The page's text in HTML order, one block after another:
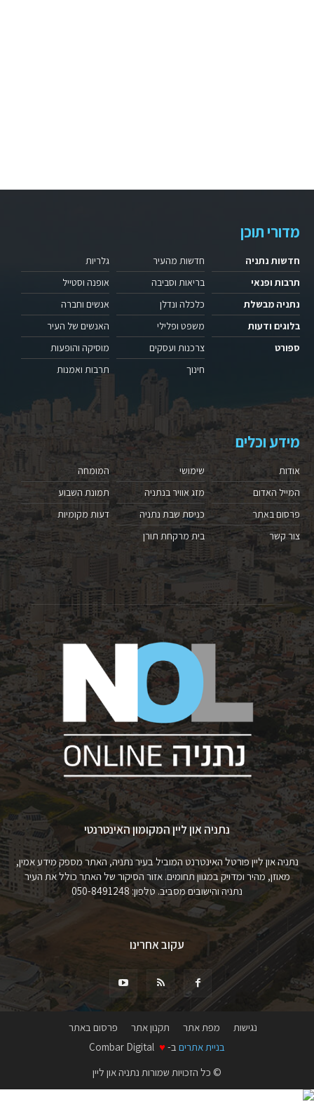
מדורי תוכן
חדשות נתניה
תרבות ופנאי
נתניה מבשלת
בלוגים ודעות
ספורט
חדשות מהעיר
בריאות וסביבה
כלכלה ונדלן
משפט ופלילי
צרכנות ועסקים
חינוך
גלריות
אופנה וסטייל
אנשים וחברה
האנשים של העיר
מוסיקה והופעות
תרבות ואמנות
מידע וכלים
אודות
המייל האדום
פרסום באתר
צור קשר
שימושי
מזג אוויר בנתניה
כניסת שבת נתניה
בית מרקחת תורן
המומחה
תמונת השבוע
דעות מקומיות
נתניה און ליין המקומון האינטרנטי
נתניה און ליין פורטל האינטרנט המוביל בעיר נתניה, האתר מספק מידע אמין,
מאוזן, מהיר ומדויק במגוון תחומים. אזור הסיקור של האתר כולל את העיר
נתניה והישובים מסביב. טלפון: 050-8491248
עקוב אחרינו
נגישות מפת אתר תקנון אתר
פרסום באתר
בניית אתרים ב- ♥
© כל הזכויות שמורות נתניה און ליין